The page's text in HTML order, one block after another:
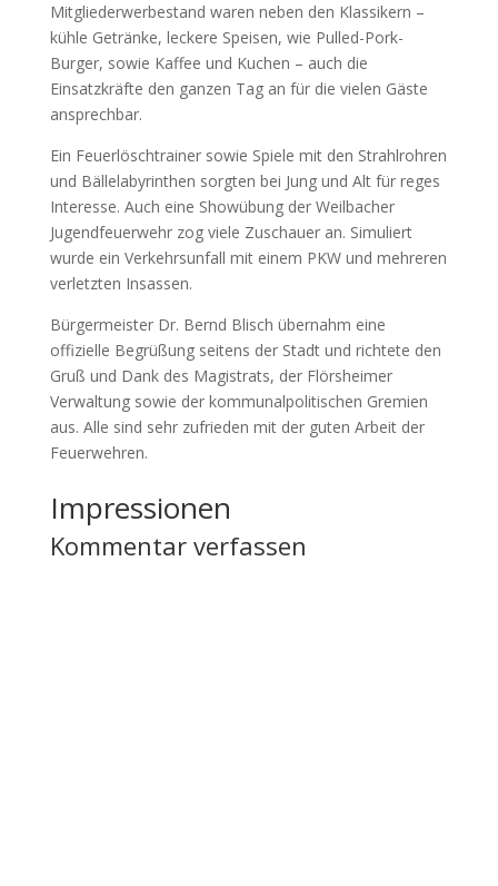
Mitgliederwerbestand waren neben den Klassikern –
kühle Getränke, leckere Speisen, wie Pulled-Pork-
Burger, sowie Kaffee und Kuchen – auch die
Einsatzkräfte den ganzen Tag an für die vielen Gäste
ansprechbar.
Ein Feuerlöschtrainer sowie Spiele mit den Strahlrohren
und Bällelabyrinthen sorgten bei Jung und Alt für reges
Interesse. Auch eine Showübung der Weilbacher
Jugendfeuerwehr zog viele Zuschauer an. Simuliert
wurde ein Verkehrsunfall mit einem PKW und mehreren
verletzten Insassen.
Bürgermeister Dr. Bernd Blisch übernahm eine
offizielle Begrüßung seitens der Stadt und richtete den
Gruß und Dank des Magistrats, der Flörsheimer
Verwaltung sowie der kommunalpolitischen Gremien
aus. Alle sind sehr zufrieden mit der guten Arbeit der
Feuerwehren.
Impressionen
Kommentar verfassen